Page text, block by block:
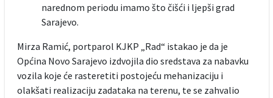
narednom periodu imamo što čišći i ljepši grad
Sarajevo.
Mirza Ramić, portparol KJKP „Rad“ istakao je da je
Općina Novo Sarajevo izdvojila dio sredstava za nabavku
vozila koje će rasteretiti postojeću mehanizaciju i
olakšati realizaciju zadataka na terenu, te se zahvalio